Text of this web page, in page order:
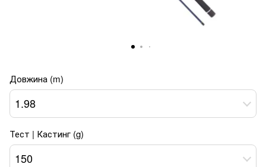
Довжина (m)
1.98
Тест | Кастинг (g)
150